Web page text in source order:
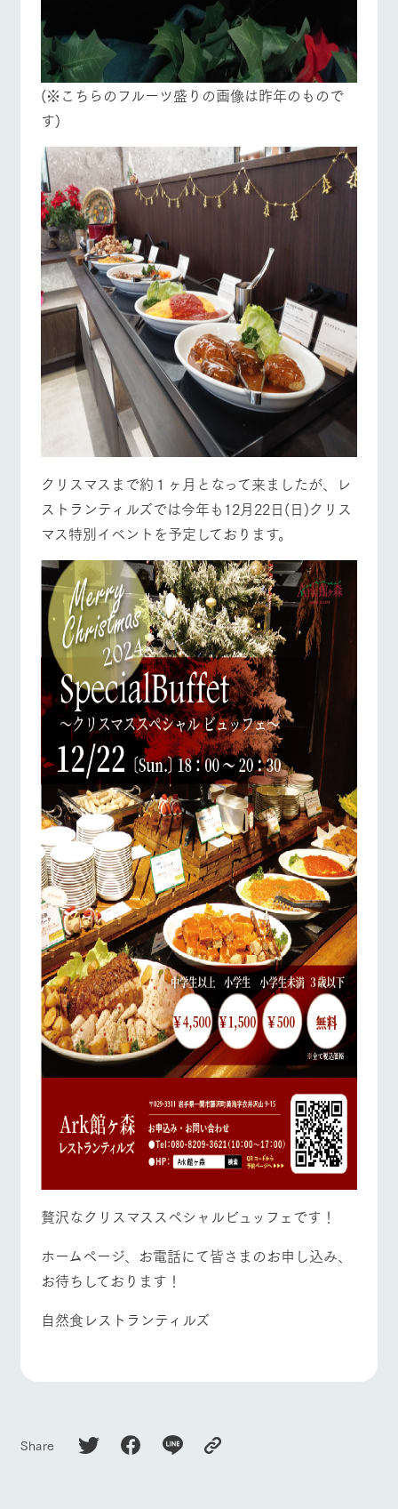
よくあるご質問
団体のお客様へ
ペットをお連れの
お客様へ お問い合わせ
(※こちらのフルーツ盛りの画像は昨年のもので
す)
クリスマスまで約１ヶ月となって来ましたが、レ
ストランティルズでは今年も12月22日(日)クリス
マス特別イベントを予定しております。
贅沢なクリスマススペシャルビュッフェです！
ホームページ、お電話にて皆さまのお申し込み、
お待ちしております！
自然食レストランティルズ
Share